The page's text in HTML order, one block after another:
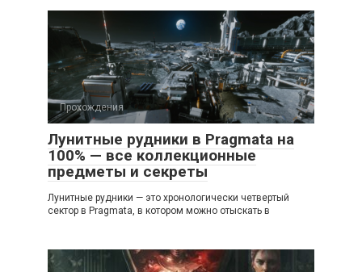
Прохождения
Лунитные рудники в Pragmata на
100% — все коллекционные
предметы и секреты
Лунитные рудники — это хронологически четвертый
сектор в Pragmata, в котором можно отыскать в